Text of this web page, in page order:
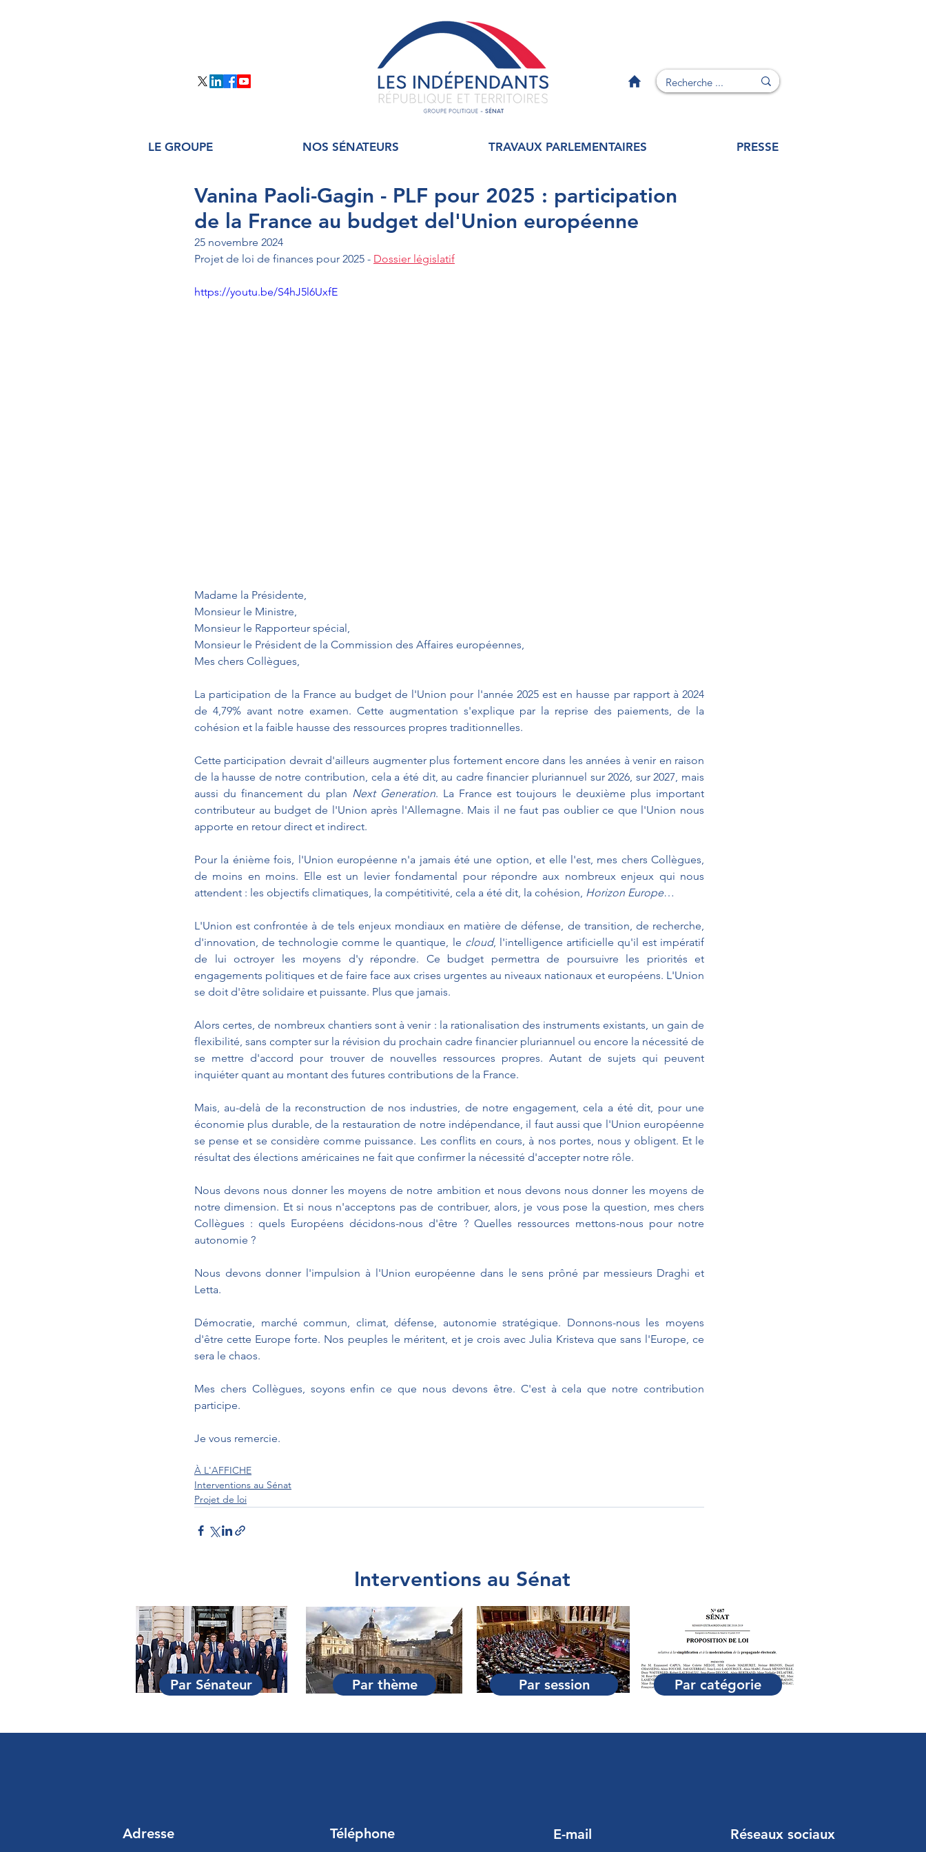
LE GROUPE NOS SÉNATEURS TRAVAUX PARLEMENTAIRES PRESSE
Vanina Paoli-Gagin - PLF pour 2025 : participation
de la France au budget del'Union européenne
25 novembre 2024
Projet de loi de finances pour 2025 - Dossier législatif
https://youtu.be/S4hJ5l6UxfE
Madame la Présidente,
Monsieur le Ministre,
Monsieur le Rapporteur spécial,
Monsieur le Président de la Commission des Affaires européennes,
Mes chers Collègues,
La participation de la France au budget de l'Union pour l'année 2025 est en hausse par rapport à 2024
de 4,79% avant notre examen. Cette augmentation s'explique par la reprise des paiements, de la
cohésion et la faible hausse des ressources propres traditionnelles.
Cette participation devrait d'ailleurs augmenter plus fortement encore dans les années à venir en raison
de la hausse de notre contribution, cela a été dit, au cadre financier pluriannuel sur 2026, sur 2027, mais
aussi du financement du plan Next Generation. La France est toujours le deuxième plus important
contributeur au budget de l'Union après l'Allemagne. Mais il ne faut pas oublier ce que l'Union nous
apporte en retour direct et indirect.
Pour la énième fois, l'Union européenne n'a jamais été une option, et elle l'est, mes chers Collègues,
de moins en moins. Elle est un levier fondamental pour répondre aux nombreux enjeux qui nous
attendent : les objectifs climatiques, la compétitivité, cela a été dit, la cohésion, Horizon Europe…
L'Union est confrontée à de tels enjeux mondiaux en matière de défense, de transition, de recherche,
d'innovation, de technologie comme le quantique, le cloud, l'intelligence artificielle qu'il est impératif
de lui octroyer les moyens d'y répondre. Ce budget permettra de poursuivre les priorités et
engagements politiques et de faire face aux crises urgentes au niveaux nationaux et européens. L'Union
se doit d'être solidaire et puissante. Plus que jamais.
Alors certes, de nombreux chantiers sont à venir : la rationalisation des instruments existants, un gain de
flexibilité, sans compter sur la révision du prochain cadre financier pluriannuel ou encore la nécessité de
se mettre d'accord pour trouver de nouvelles ressources propres. Autant de sujets qui peuvent
inquiéter quant au montant des futures contributions de la France.
Mais, au-delà de la reconstruction de nos industries, de notre engagement, cela a été dit, pour une
économie plus durable, de la restauration de notre indépendance, il faut aussi que l'Union européenne
se pense et se considère comme puissance. Les conflits en cours, à nos portes, nous y obligent. Et le
résultat des élections américaines ne fait que confirmer la nécessité d'accepter notre rôle.
Nous devons nous donner les moyens de notre ambition et nous devons nous donner les moyens de
notre dimension. Et si nous n'acceptons pas de contribuer, alors, je vous pose la question, mes chers
Collègues : quels Européens décidons-nous d'être ? Quelles ressources mettons-nous pour notre
autonomie ?
Nous devons donner l'impulsion à l'Union européenne dans le sens prôné par messieurs Draghi et
Letta.
Démocratie, marché commun, climat, défense, autonomie stratégique. Donnons-nous les moyens
d'être cette Europe forte. Nos peuples le méritent, et je crois avec Julia Kristeva que sans l'Europe, ce
sera le chaos.
Mes chers Collègues, soyons enfin ce que nous devons être. C'est à cela que notre contribution
participe.
Je vous remercie.
À L'AFFICHE
Interventions au Sénat
Projet de loi
Interventions au Sénat
Par Sénateur Par thème Par session Par catégorie
Adresse Téléphone E-mail Réseaux sociaux